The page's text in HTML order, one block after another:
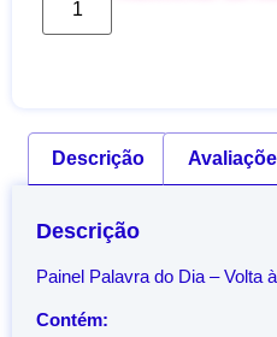
Descrição
Descrição
Painel Palavra do Dia – Volta
Contém: